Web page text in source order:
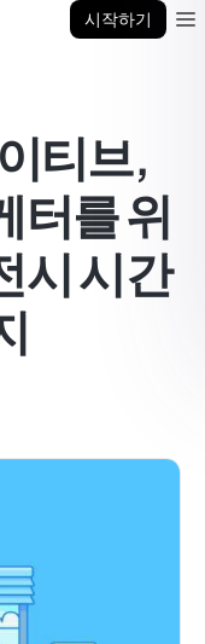
시작하기
티브,
터를 위
시 시간